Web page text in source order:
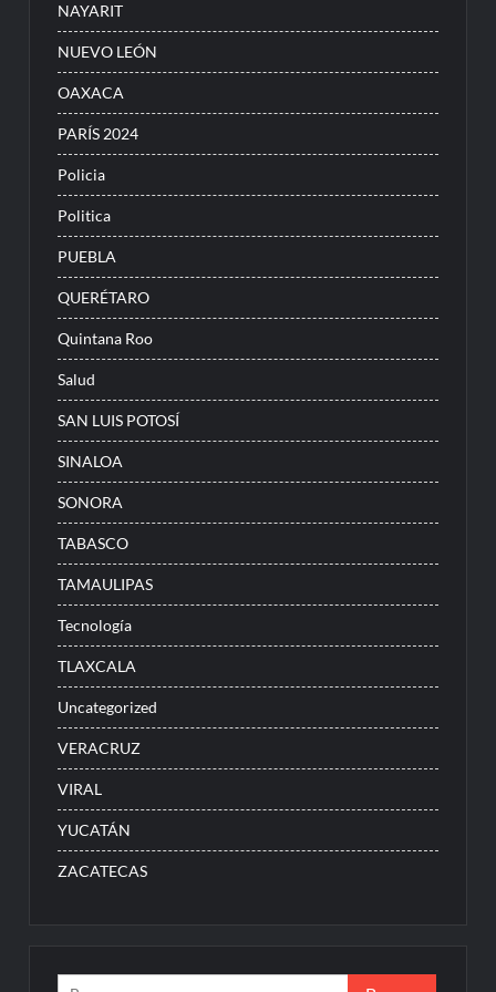
NAYARIT
NUEVO LEÓN
OAXACA
PARÍS 2024
Policia
Politica
PUEBLA
QUERÉTARO
Quintana Roo
Salud
SAN LUIS POTOSÍ
SINALOA
SONORA
TABASCO
TAMAULIPAS
Tecnología
TLAXCALA
Uncategorized
VERACRUZ
VIRAL
YUCATÁN
ZACATECAS
Buscar: